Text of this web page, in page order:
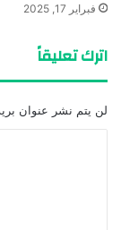
فبراير 17, 2025
اترك تعليقاً
لن يتم نشر عنوان